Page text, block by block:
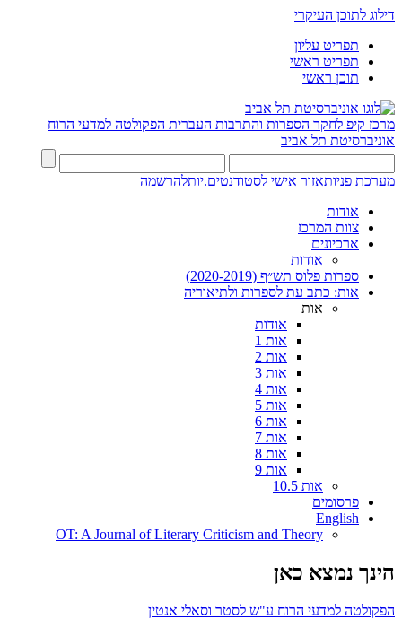
דילוג לתוכן העיקרי
תפריט עליון
תפריט ראשי
תוכן ראשי
מרכז קיפ לחקר הספרות והתרבות העברית הפקולטה למדעי הרוח
אוניברסיטת תל אביב
מערכת פניותאזור אישי לסטודנטים.יותלהרשמה
אודות
צוות המרכז
ארכיונים
אודות
ספרות פלוס תש״ף (2020-2019)
אות: כתב עת לספרות ולתיאוריה
אות
אודות
אות 1
אות 2
אות 3
אות 4
אות 5
אות 6
אות 7
אות 8
אות 9
אות 10.5
פרסומים
English
OT: A Journal of Literary Criticism and Theory
הינך נמצא כאן
הפקולטה למדעי הרוח ע"ש לסטר וסאלי אנטין